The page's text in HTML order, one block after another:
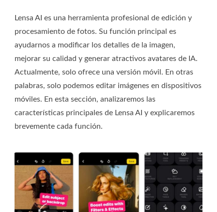
Lensa AI es una herramienta profesional de edición y
procesamiento de fotos. Su función principal es
ayudarnos a modificar los detalles de la imagen,
mejorar su calidad y generar atractivos avatares de IA.
Actualmente, solo ofrece una versión móvil. En otras
palabras, solo podemos editar imágenes en dispositivos
móviles. En esta sección, analizaremos las
características principales de Lensa AI y explicaremos
brevemente cada función.